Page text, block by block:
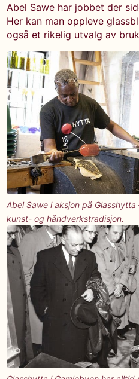
Abel Sawe har jobbet der
Her kan man oppleve
også et rikelig utvalg av
Abel Sawe i aksjon på
kunst- og håndverkstradisjon.